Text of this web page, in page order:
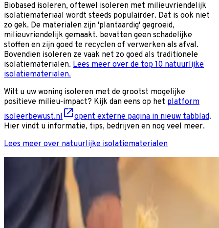
Biobased isoleren, oftewel isoleren met milieuvriendelijk
isolatiemateriaal wordt steeds populairder. Dat is ook niet
zo gek. De materialen zijn 'plantaardig' gegroeid,
milieuvriendelijk gemaakt, bevatten geen schadelijke
stoffen en zijn goed te recyclen of verwerken als afval.
Bovendien isoleren ze vaak net zo goed als traditionele
isolatiematerialen. Lees meer over de top 10 natuurlijke
isolatiematerialen.
Wilt u uw woning isoleren met de grootst mogelijke
positieve milieu-impact? Kijk dan eens op het platform
isoleerbewust.nl
opent externe pagina in nieuw tabblad.
Hier vindt u informatie, tips, bedrijven en nog veel meer.
Lees meer over natuurlijke isolatiematerialen